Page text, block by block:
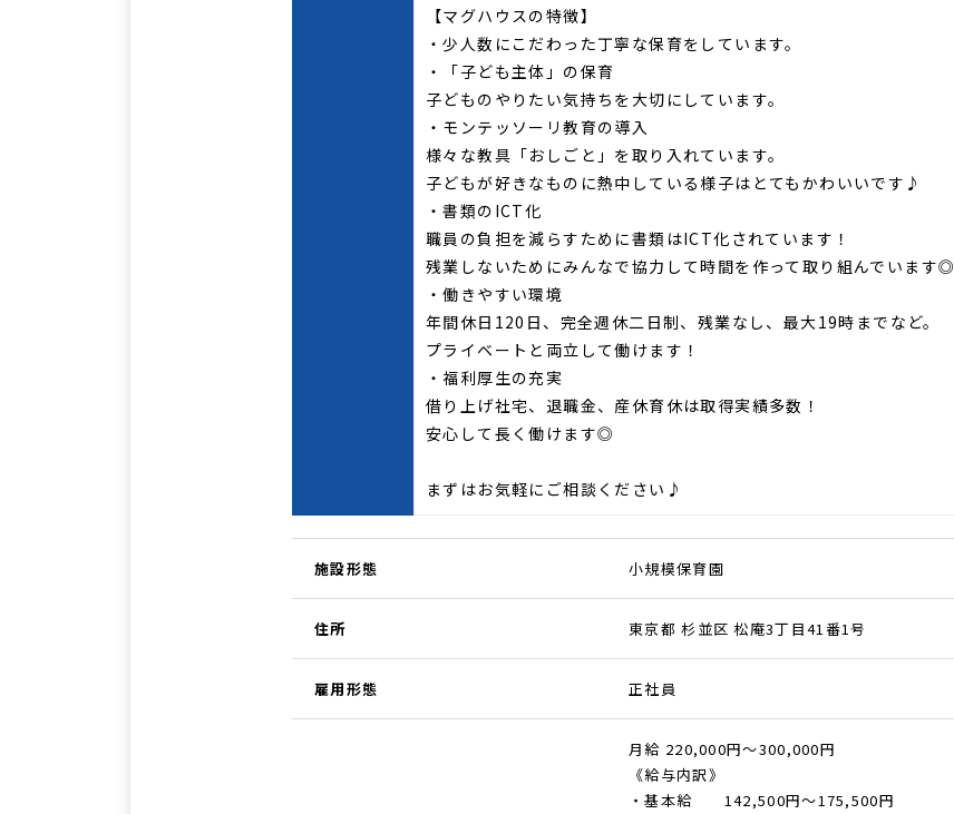
【マグハウスの特徴】
・少人数にこだわった丁寧な保育をしています。
・「子ども主体」の保育
子どものやりたい気持ちを大切にしています。
・モンテッソーリ教育の導入
様々な教具「おしごと」を取り入れています。
子どもが好きなものに熱中している様子はとてもかわいいです♪
・書類のICT化
職員の負担を減らすために書類はICT化されています！
残業しないためにみんなで協力して時間を作って取り組んでいます◎
・働きやすい環境
年間休日120日、完全週休二日制、残業なし、最大19時までなど。
プライベートと両立して働けます！
・福利厚生の充実
借り上げ社宅、退職金、産休育休は取得実績多数！
安心して長く働けます◎
まずはお気軽にご相談ください♪
施設形態 小規模保育園
住所 東京都 杉並区 松庵3丁目41番1号
雇用形態 正社員
月給 220,000円～300,000円
《給与内訳》
・基本給 142,500円～175,500円